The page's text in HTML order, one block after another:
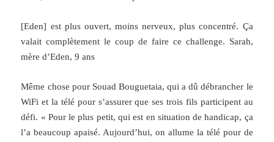
[Eden] est plus ouvert, moins nerveux, plus concentré. Ça
valait complètement le coup de faire ce challenge. Sarah,
mère d’Eden, 9 ans
Même chose pour Souad Bouguetaia, qui a dû débrancher le
WiFi et la télé pour s’assurer que ses trois fils participent au
défi. « Pour le plus petit, qui est en situation de handicap, ça
l’a beaucoup apaisé. Aujourd’hui, on allume la télé pour de